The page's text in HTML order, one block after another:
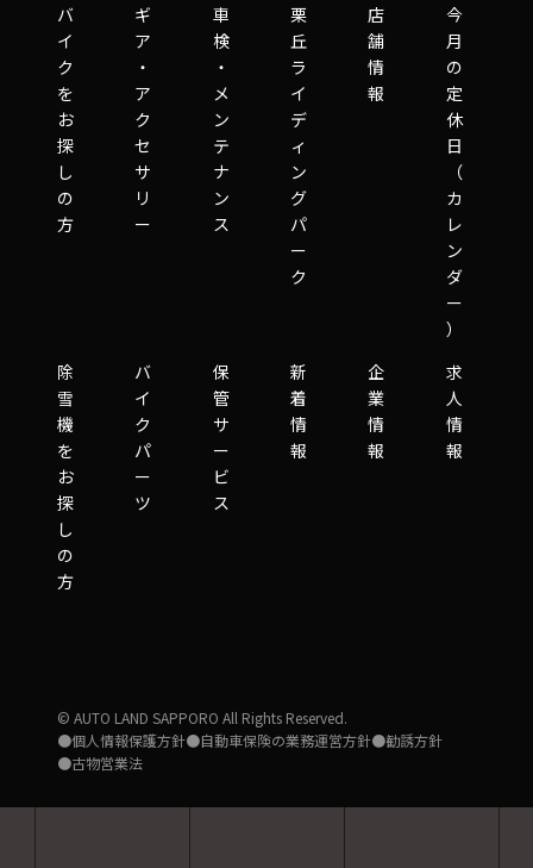
バ
イ
ク
を
お
探
し
の
方
除
雪
機
を
お
探
し
の
方
ギ
ア
・
ア
ク
セ
サ
リ
ー
バ
イ
ク
パ
ー
ツ
車
検
・
メ
ン
テ
ナ
ン
ス
保
管
サ
ー
ビ
ス
栗
丘
ラ
イ
デ
ィ
ン
グ
パ
ー
ク
新
着
情
報
店
舗
情
報
企
業
情
報
今
月
の
定
休
日
（
カ
レ
ン
ダ
ー
）
求
人
情
報
© AUTO LAND SAPPORO All Rights Reserved.
●個人情報保護方針●自動車保険の業務運営方針●勧誘方針
●古物営業法